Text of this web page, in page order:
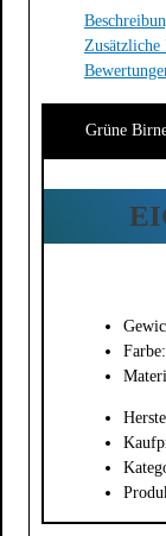
Grüne